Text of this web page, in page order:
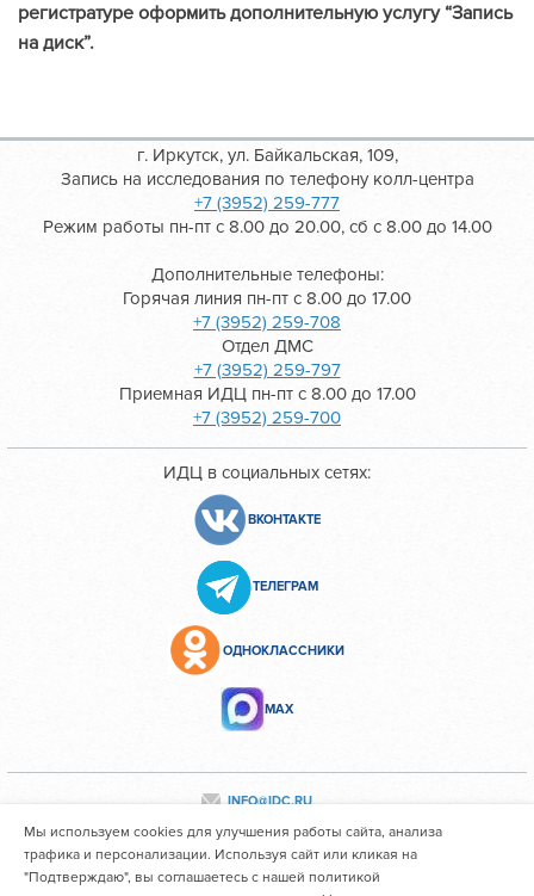
регистратуре оформить дополнительную услугу “Запись
на диск”.
г. Иркутск, ул. Байкальская, 109,
Запись на исследования по телефону колл-центра
+7 (3952) 259-777
Режим работы пн-пт с 8.00 до 20.00, сб с 8.00 до 14.00
Дополнительные телефоны:
Горячая линия пн-пт с 8.00 до 17.00
+7 (3952) 259-708
Отдел ДМС
+7 (3952) 259-797
Приемная ИДЦ пн-пт с 8.00 до 17.00
+7 (3952) 259-700
ИДЦ в социальных сетях:
ВКОНТАКТЕ
ТЕЛЕГРАМ
ОДНОКЛАССНИКИ
МАХ
INFO@IDC.RU
Все персональные данные сотрудников размещены с их
Мы используем cookies для улучшения работы сайта, анализа
трафика и персонализации. Используя сайт или кликая на
"Подтверждаю", вы соглашаетесь с нашей политикой